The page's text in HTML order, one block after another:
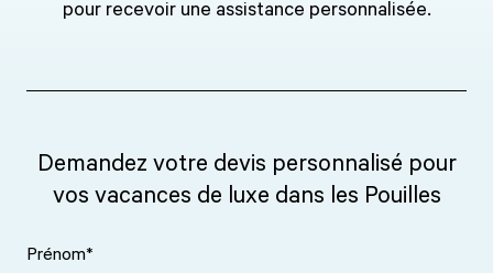
pour recevoir une assistance personnalisée.
Demandez votre devis personnalisé pour
vos vacances de luxe dans les Pouilles
Prénom*